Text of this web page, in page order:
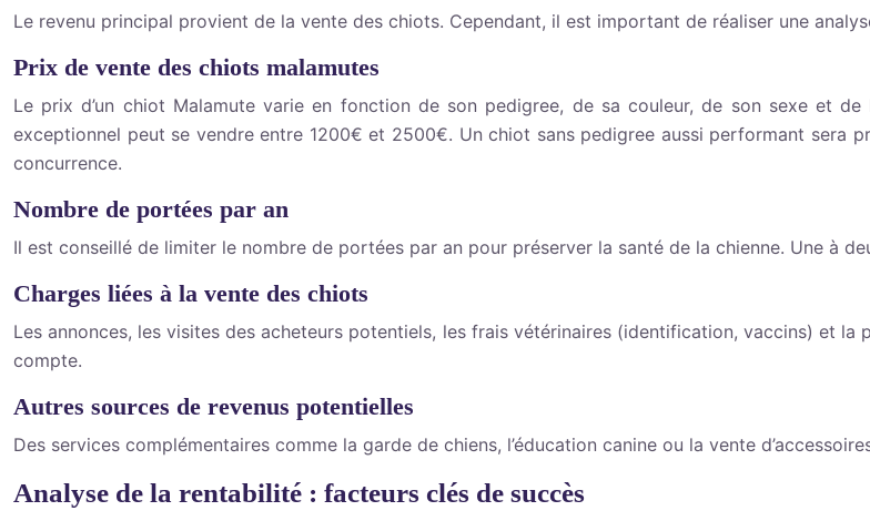
Le revenu principal provient de la vente des chiots. Cependant, il est important de réaliser une
Prix de vente des chiots malamutes
Le prix d’un chiot Malamute varie en fonction de son pedigree, de sa couleur, de son sexe et
exceptionnel peut se vendre entre 1200€ et 2500€. Un chiot sans pedigree aussi performant sera
concurrence.
Nombre de portées par an
Il est conseillé de limiter le nombre de portées par an pour préserver la santé de la chienne. Une à
Charges liées à la vente des chiots
Les annonces, les visites des acheteurs potentiels, les frais vétérinaires (identification, vaccins) et
compte.
Autres sources de revenus potentielles
Des services complémentaires comme la garde de chiens, l’éducation canine ou la vente
Analyse de la rentabilité : facteurs clés de succès